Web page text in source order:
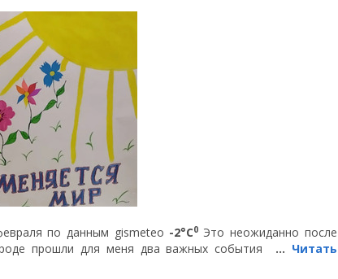
по данным gismeteo -2°С0 Это неожиданно после
прошли для меня два важных события ... Читать